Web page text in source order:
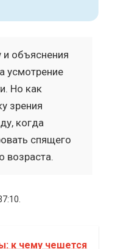
и объяснения
усмотрение
Но как
зрения
когда
спящего
возраста.
к чему чешется